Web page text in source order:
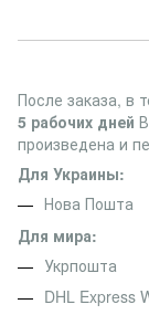
После заказа, в
5 рабочих дней
произведена и
Для Украины:
Нова Пошта
Для мира:
Укрпошта
DHL Express